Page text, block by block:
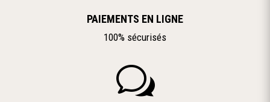
PAIEMENTS EN LIGNE
100% sécurisés
w